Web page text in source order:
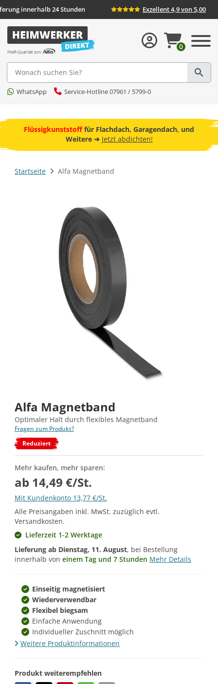
innerhalb 24 Stunden Exzellent 4,9 von 5,00
Suche
WhatsApp Service-Hotline 07961 / 5799-0
0
Flüssigkunststofffür Flachdach, Garagendach, und
Weitere ➔ Jetzt abdichten!
Startseite Alfa Magnetband
Alfa Magnetband
Optimaler Halt durch flexibles Magnetband
Fragen zum Produkt?
Reduziert
Mehr kaufen, mehr sparen:
ab 14,49 €/St.
Mit Kundenkonto 13,77 €/St.
Alle Preisangaben inkl. MwSt. zuzüglich evtl.
Versandkosten.
Lieferzeit 1-2 Werktage
Lieferung ab Dienstag, 11. August, bei Bestellung
innerhalb von einem Tag und 7 Stunden Mehr Details
Einseitig magnetisiert
Wiederverwendbar
Flexibel biegsam
Einfache Anwendung
Individueller Zuschnitt möglich
Weitere Produktinformationen
Produkt weiterempfehlen